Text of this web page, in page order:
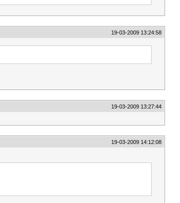
19-03-2009 13:24:58
19-03-2009 13:27:44
19-03-2009 14:12:08